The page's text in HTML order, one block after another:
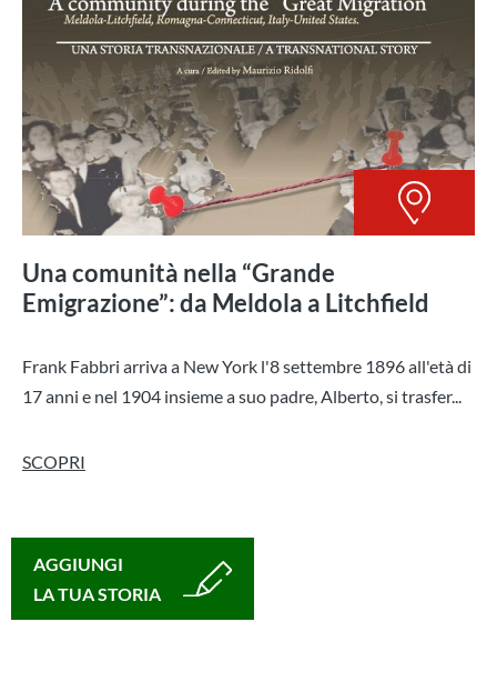
Una comunità nella “Grande
Emigrazione”: da Meldola a Litchfield
Frank Fabbri arriva a New York l'8 settembre 1896 all'età di
17 anni e nel 1904 insieme a suo padre, Alberto, si trasfer...
SCOPRI
AGGIUNGI
LA TUA STORIA